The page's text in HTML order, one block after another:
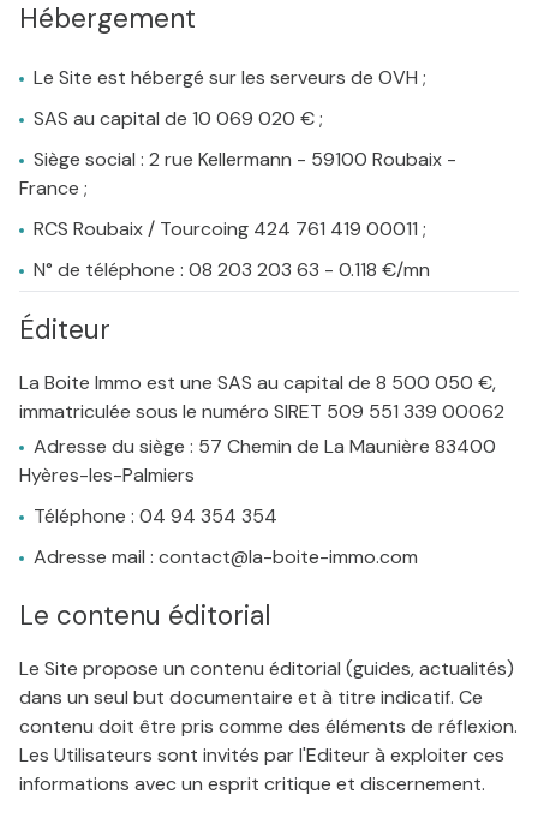
Hébergement
Le Site est hébergé sur les serveurs de OVH ;
SAS au capital de 10 069 020 € ;
Siège social : 2 rue Kellermann - 59100 Roubaix -
France ;
RCS Roubaix / Tourcoing 424 761 419 00011 ;
N° de téléphone : 08 203 203 63 - 0.118 €/mn
Éditeur
La Boite Immo est une SAS au capital de 8 500 050 €,
immatriculée sous le numéro SIRET 509 551 339 00062
Adresse du siège : 57 Chemin de La Maunière 83400
Hyères-les-Palmiers
Téléphone : 04 94 354 354
Adresse mail : contact@la-boite-immo.com
Le contenu éditorial
Le Site propose un contenu éditorial (guides, actualités)
dans un seul but documentaire et à titre indicatif. Ce
contenu doit être pris comme des éléments de réflexion.
Les Utilisateurs sont invités par l'Editeur à exploiter ces
informations avec un esprit critique et discernement.